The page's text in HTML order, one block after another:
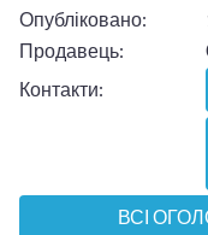
Опубліковано:
Продавець:
Контакти:
ВСІ